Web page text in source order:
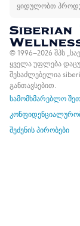
ყიდულობთ
© 1996–2026 შპს
ყველა უფლება
შესაძლებელია
განთავსებით.
სამომხმარებლო
შეძენის პირობები